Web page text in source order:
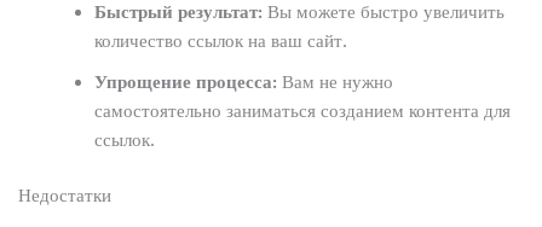
Быстрый результат: Вы можете быстро увеличить
количество ссылок на ваш сайт.
Упрощение процесса: Вам не нужно
самостоятельно заниматься созданием контента для
ссылок.
Недостатки